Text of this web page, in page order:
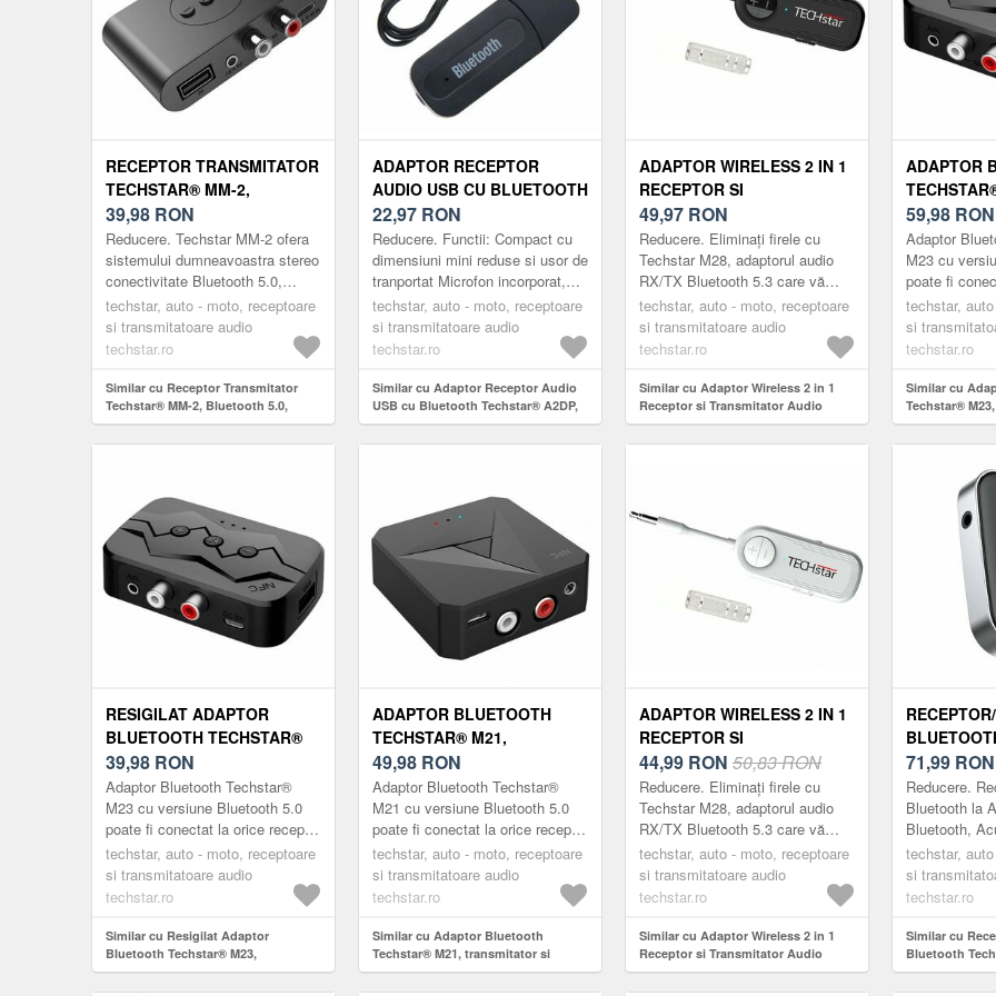
RECEPTOR TRANSMITATOR
TECHSTAR® MM-2,
BLUETOOTH 5.0,
INTERFATA USB, IESIRE
RCA, IESIRE AUX,
CONEXIUNE MULTIPOINT,
NEGRU
39,98 RON
Reducere. Techstar MM-2 ofera
sistemului dumneavoastra stereo
conectivitate Bluetooth 5.0,
oferind posibilitatea ascultarii
wireless a muzici de pe
smartphon...
techstar, auto - moto, receptoare
si transmitatoare audio
techstar.ro
Similar cu Receptor Transmitator
Techstar® MM-2, Bluetooth 5.0,
Interfata USB, Iesire RCA, Iesire AUX,
Conexiune Multipoint, Negru
ADAPTOR RECEPTOR
AUDIO USB CU BLUETOOTH
TECHSTAR® A2DP, JACK
3.5MM, TRANSMITATOR
AUX, NEGRU
22,97 RON
Reducere. Functii: Compact cu
dimensiuni mini reduse si usor de
tranportat Microfon incorporat,
suporta functia handsfree
Permite tranferul sunetului audio
s...
techstar, auto - moto, receptoare
si transmitatoare audio
techstar.ro
Similar cu Adaptor Receptor Audio
USB cu Bluetooth Techstar® A2DP,
Jack 3.5mm, Transmitator AUX,
Negru
ADAPTOR WIRELESS 2 IN 1
RECEPTOR SI
TRANSMITATOR AUDIO
TX/RX TECHSTAR® M28
NEGRU, CU BLUETOOTH BT
5.3 SI CONECTOR PORT
AUDIO 3.5MM
49,97 RON
Reducere. Eliminați firele cu
Techstar M28, adaptorul audio
RX/TX Bluetooth 5.3 care vă
permite să transmiteți si sa
receptionati, fără fir sunetul de la
med...
techstar, auto - moto, receptoare
si transmitatoare audio
techstar.ro
Similar cu Adaptor Wireless 2 in 1
Receptor si Transmitator Audio
TX/RX Techstar® M28 Negru, cu
Bluetooth BT 5.3 si Conector Port
ADAPTOR
TV/PC/
PENTRU
3.5MM,
AUX, NFC,
59,98 RON
Adaptor
M23 cu
poate fi
A/V și orice
cu mufă
techstar,
si
techstar.ro
Similar cu
Techstar®
receptor
sunet pentru
RESIGILAT ADAPTOR
BLUETOOTH TECHSTAR®
M23, TRANSMITATOR SI
RECEPTOR PENTRU
TV/PC/SISTEM DE SUNET
PENTRU CASA, JACK
3.5MM, MICRO SD, USB,
AUX, NFC, RCA, NEGRU
39,98 RON
Adaptor Bluetooth Techstar®
M23 cu versiune Bluetooth 5.0
poate fi conectat la orice receptor
A/V și orice difuzoare alimentate
cu mufă standard de...
techstar, auto - moto, receptoare
si transmitatoare audio
techstar.ro
Similar cu Resigilat Adaptor
Bluetooth Techstar® M23,
transmitator si receptor pentru
TV/PC/Sistem de sunet pentru casa,
ADAPTOR BLUETOOTH
TECHSTAR® M21,
TRANSMITATOR SI
RECEPTOR PENTRU
TV/PC/SISTEM DE SUNET
PENTRU CASA, JACK
3.5MM, MICROFON, AUX,
NFC, RCA, NEGRU
49,98 RON
Adaptor Bluetooth Techstar®
M21 cu versiune Bluetooth 5.0
poate fi conectat la orice receptor
A/V și orice difuzoare alimentate
cu mufă standard de...
techstar, auto - moto, receptoare
si transmitatoare audio
techstar.ro
Similar cu Adaptor Bluetooth
Techstar® M21, transmitator si
receptor pentru TV/PC/Sistem de
sunet pentru casa, Jack 3.5mm,
ADAPTOR WIRELESS 2 IN 1
RECEPTOR SI
TRANSMITATOR AUDIO
TX/RX TECHSTAR® M28
ALB, CU BLUETOOTH BT
5.3 SI CONECTOR PORT
AUDIO 3.5MM
44,99 RON 50,83 RON
Reducere. Eliminați firele cu
Techstar M28, adaptorul audio
RX/TX Bluetooth 5.3 care vă
permite să transmiteți si sa
receptionati, fără fir sunetul de la
med...
techstar, auto - moto, receptoare
si transmitatoare audio
techstar.ro
Similar cu Adaptor Wireless 2 in 1
Receptor si Transmitator Audio
TX/RX Techstar® M28 Alb, cu
Bluetooth BT 5.3 si Conector Port
J23,
71,99 RON
Reducere.
Bluetooth la
Bluetooth,
Conectiune
5.0
i...
techstar,
si
techstar.ro
Similar cu
Bluetooth
Bluetooth 5.0,